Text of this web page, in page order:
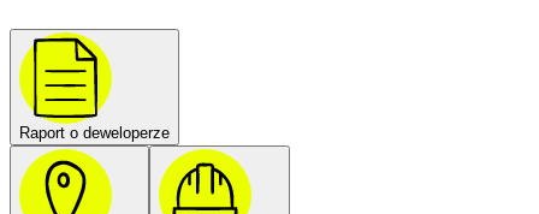
Raport o deweloperze